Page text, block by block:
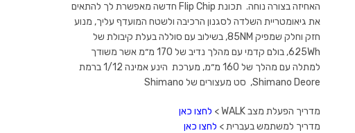
האחיזה בצורה נוחה. תכונת Flip Chip חדשה מאפשרת לך להתאים
את גיאומטריית השלדה לסגנון הרכיבה ולשטח המועדף עליך, מנוע
חזק וחלק שמפיק 85NM, בשילוב עם סוללה בעלת קיבולת של
625Wh, בולם קדמי עם מהלך נדיב של 170 מ״מ אשר משודך
למתלה עם מהלך של 160 מ״מ, מערכת הינע אמינה 1/12 ברמת
מדריך הפעלת מצב WALK >
לחצו כאן
מדריך למשתמש בעברית > לחצו כאן